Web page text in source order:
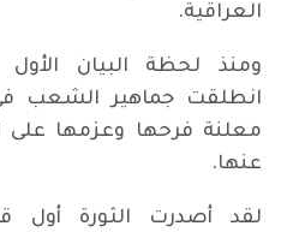
العراقية.
ومنذ لحظة البيان الأول
انطلقت جماهير الشعب في
معلنة فرحها وعزمها على
عنها.
لقد أصدرت الثورة أول